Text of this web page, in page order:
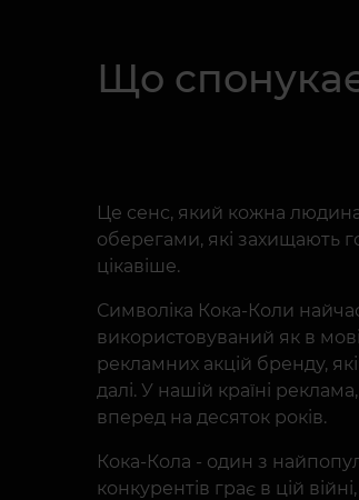
Що
Це сенс, який кожна людина
оберегами, які захищають
цікавіше.
Символіка Кока-Коли
використовуваний як в
рекламних акцій бренду,
далі. У нашій країні
вперед на десяток років.
Кока-Кола - один з
конкурентів грає в цій